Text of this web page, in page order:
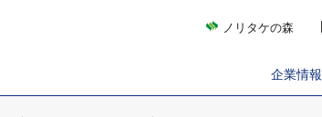
ノリタケの森
企業情報